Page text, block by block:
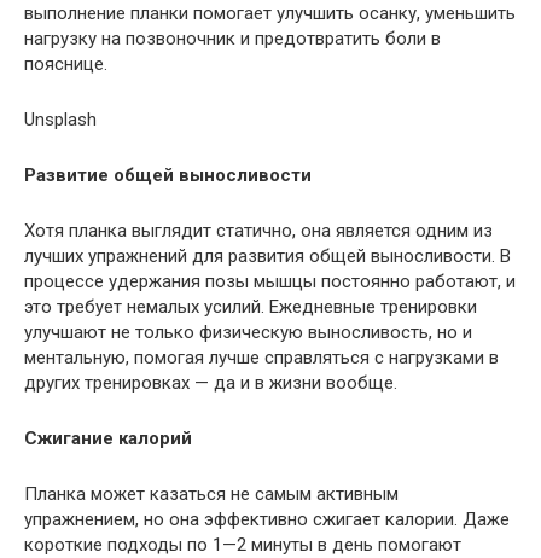
выполнение планки помогает улучшить осанку, уменьшить
нагрузку на позвоночник и предотвратить боли в
пояснице.
Unsplash
Развитие общей выносливости
Хотя планка выглядит статично, она является одним из
лучших упражнений для развития общей выносливости. В
процессе удержания позы мышцы постоянно работают, и
это требует немалых усилий. Ежедневные тренировки
улучшают не только физическую выносливость, но и
ментальную, помогая лучше справляться с нагрузками в
других тренировках — да и в жизни вообще.
Сжигание калорий
Планка может казаться не самым активным
упражнением, но она эффективно сжигает калории. Даже
короткие подходы по 1—2 минуты в день помогают